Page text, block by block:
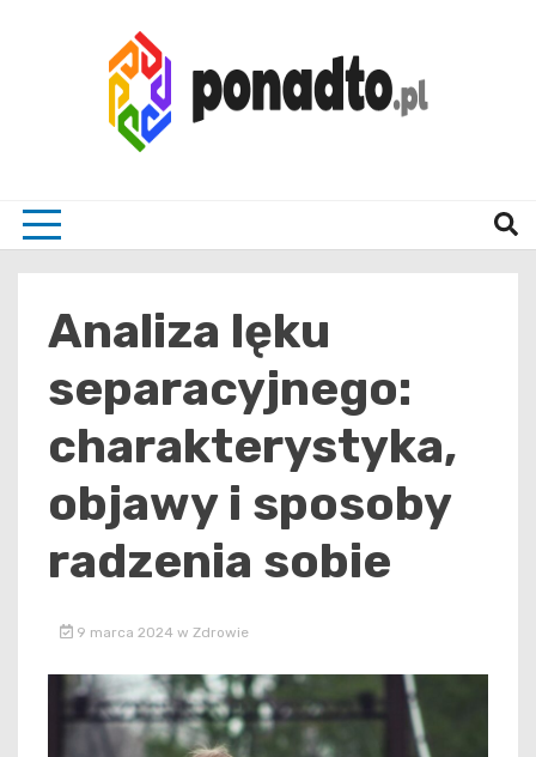
Analiza lęku
separacyjnego:
charakterystyka,
objawy i sposoby
radzenia sobie
9 marca 2024 w Zdrowie